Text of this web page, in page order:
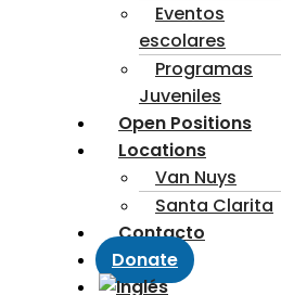
Eventos
escolares
Programas
Juveniles
Open Positions
Locations
Van Nuys
Santa Clarita
Contacto
Donate